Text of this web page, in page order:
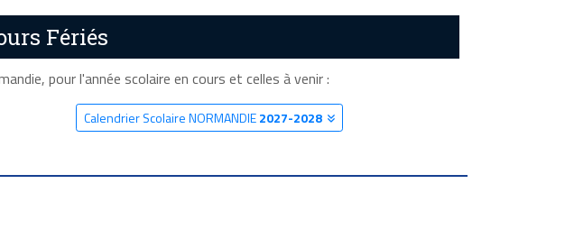
Fériés
pour l'année scolaire en cours et celles à venir :
Calendrier Scolaire NORMANDIE2027-2028